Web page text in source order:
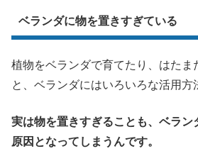
ベランダに物を置きすぎている
植物をベランダで育てたり、はたま
と、ベランダにはいろいろな活用方
実は物を置きすぎることも、ベラン
原因となってしまうんです。